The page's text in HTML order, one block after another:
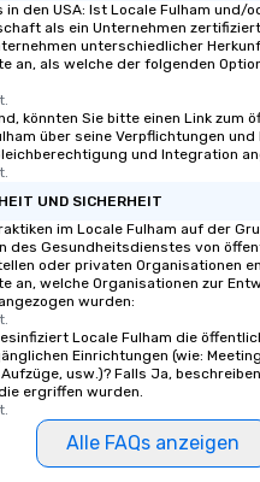
in den USA: Ist Locale Fulham und/
als ein Unternehmen
unterschiedlicher
an, als welche der folgenden
könnten Sie bitte einen Link zum
über seine Verpflichtungen
und Integration
UND SICHERHEIT
im Locale Fulham auf der
des Gesundheitsdienstes von
oder privaten Organisationen
an, welche Organisationen zur
wurden:
Locale Fulham die
Einrichtungen (wie:
usw.)? Falls Ja,
ergriffen wurden.
Alle FAQs anzeigen